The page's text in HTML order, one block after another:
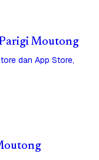
Moutong
dan App Store,